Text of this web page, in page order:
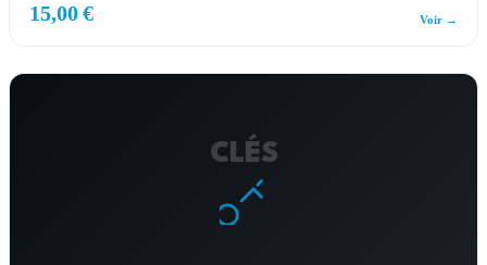
15,00 € Voir →
CLÉS